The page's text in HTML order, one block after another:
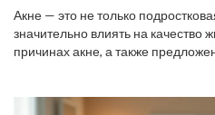
Акне — это не только
значительно влиять на качество
причинах акне, а также
всё, что нужно знать о борьбе с